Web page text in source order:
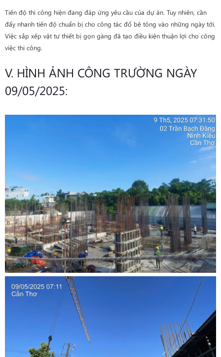
Tiến độ thi công hiện đang đáp ứng yêu cầu của dự án. Tuy nhiên, cần
đẩy nhanh tiến độ chuẩn bị cho công tác đổ bê tông vào những ngày tới.
Việc sắp xếp vật tư thiết bị gọn gàng đã tạo điều kiện thuận lợi cho công
việc thi công.
V. HÌNH ẢNH CÔNG TRƯỜNG NGÀY
09/05/2025: